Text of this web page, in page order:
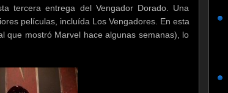
tercera entrega del Vengador Dorado. Una
películas, incluída Los Vengadores. En esta
que mostró Marvel hace algunas semanas), lo